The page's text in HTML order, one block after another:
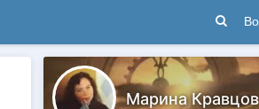
Марина